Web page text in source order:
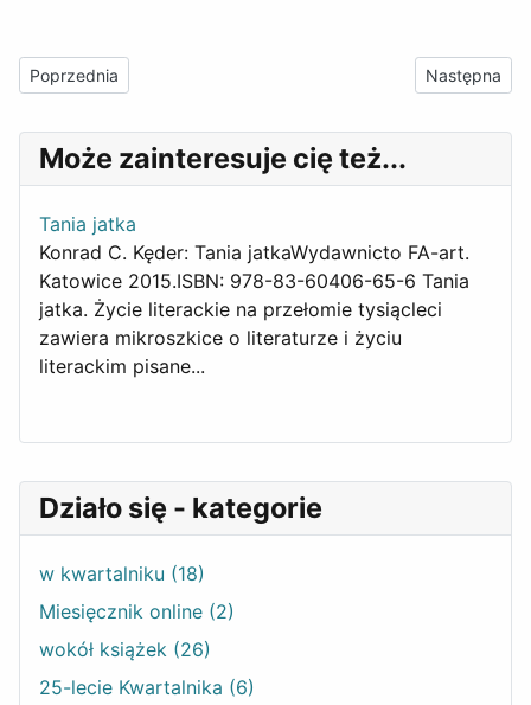
Działo się - kategorie
w kwartalniku (18)
Miesięcznik online (2)
wokół książek (26)
25-lecie Kwartalnika (6)
Poprzednia strona: 25-lecie „FA-artu” - grudzień 2013
Poprzednia Następna
Następna
Może zainteresuje cię też...
Tania jatka
Konrad C. Kęder: Tania jatkaWydawnicto FA-art.
Katowice 2015.ISBN: 978-83-60406-65-6 Tania
jatka. Życie literackie na przełomie tysiącleci
zawiera mikroszkice o literaturze i życiu
literackim pisane...